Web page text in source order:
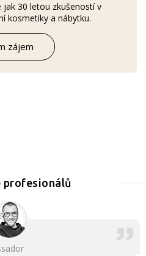
jak 30 letou zkušeností v
kosmetiky a nábytku.
zájem
profesionálů